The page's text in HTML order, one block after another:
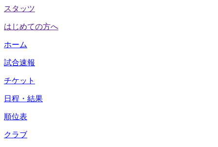
スタッツ
はじめての方へ
ホーム
試合速報
チケット
日程・結果
順位表
クラブ